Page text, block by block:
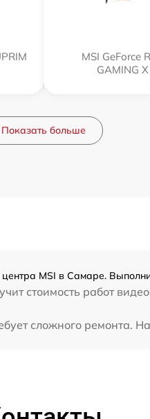
MSI GeForce
GAMING
Показать больше
MSI в Самаре.
стоимость работ
сложного ремонта.